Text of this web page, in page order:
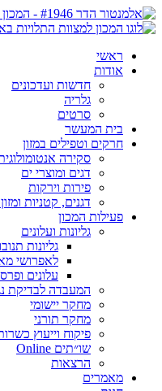
ראשי
אודות
חדשות ועדכונים
גלריה
סרטים
בית המעשר
חרקים וטפילים במזון
סקירה
דגים ומוצרי ים
פירות וירקות
דגנים, קטניות
פעילות המכון
גליונות ועלונים
גליונות
לאפרושי
עלונים
המעבדה לבדיקת
מחקר יישומי
מחקר תורני
פיקוח וייעוץ
שו״תים Online
הרצאות
מאמרים